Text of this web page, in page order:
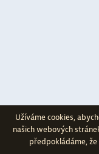
Užíváme cookies,
našich webových
předpokládáme,